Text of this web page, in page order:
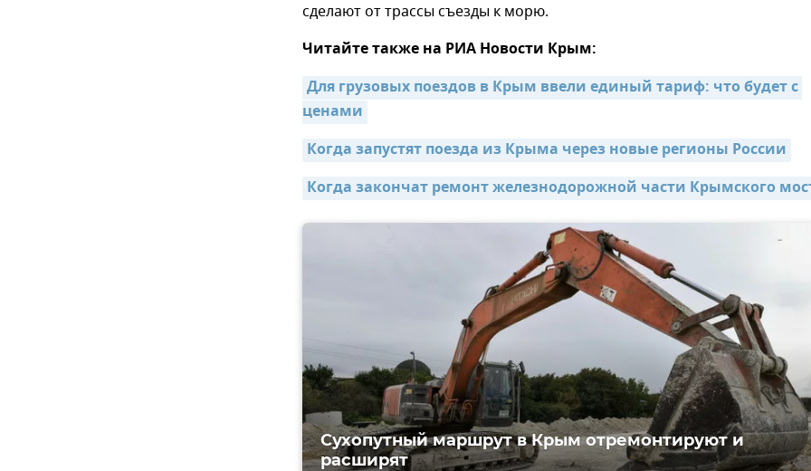
сделают от трассы съезды к морю.
Читайте также на РИА Новости Крым:
Для грузовых поездов в Крым ввели единый тариф: что будет с
ценами
Когда запустят поезда из Крыма через новые регионы России
Когда закончат ремонт железнодорожной части Крымского
Сухопутный маршрут в Крым отремонтируют и
расширят